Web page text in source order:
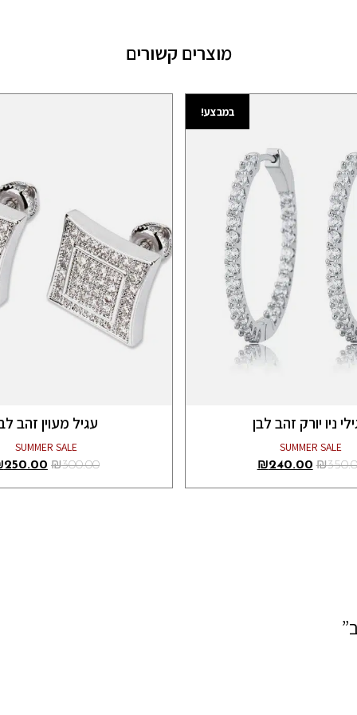
מוצרים קשורים
במבצע!
ניו יורק זהב לבן
SUMMER SALE
₪
₪240.00
עגיל מעוין זהב
SUMMER SALE
₪300.00
250.00